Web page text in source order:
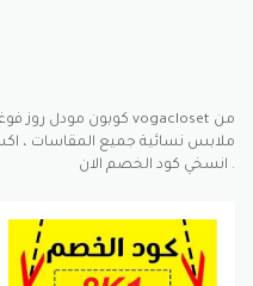
ملابس نسائية جميع المقاسات ،
انسخي كود الخصم الان .